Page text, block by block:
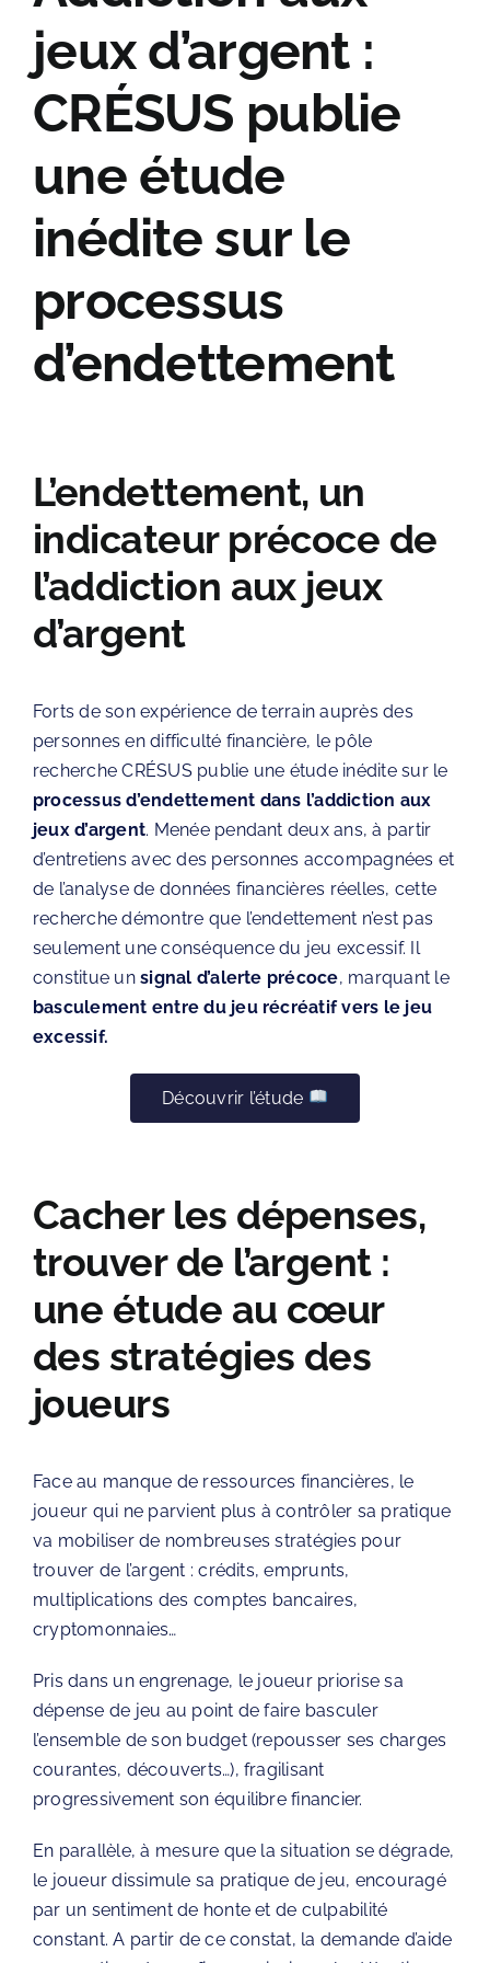
Contact
jeux d’argent :
CRÉSUS publie
une étude
inédite sur le
processus
d’endettement
L’endettement, un
indicateur précoce de
l’addiction aux jeux
d’argent
Forts de son expérience de terrain auprès des
personnes en difficulté financière, le pôle
recherche CRÉSUS publie une étude inédite sur le
processus d’endettement dans l’addiction aux
jeux d’argent. Menée pendant deux ans, à partir
d’entretiens avec des personnes accompagnées et
de l’analyse de données financières réelles, cette
recherche démontre que l’endettement n’est pas
seulement une conséquence du jeu excessif. Il
constitue unsignal d’alerte précoce, marquant le
basculement entre du jeu récréatif vers le jeu
excessif.
Découvrir l’étude
Cacher les dépenses,
trouver de l’argent :
une étude au cœur
des stratégies des
joueurs
Face au manque de ressources financières, le
joueur qui ne parvient plus à contrôler sa pratique
va mobiliser de nombreuses stratégies pour
trouver de l’argent : crédits, emprunts,
multiplications des comptes bancaires,
cryptomonnaies…
Pris dans un engrenage, le joueur priorise sa
dépense de jeu au point de faire basculer
l’ensemble de son budget (repousser ses charges
courantes, découverts…), fragilisant
progressivement son équilibre financier.
En parallèle, à mesure que la situation se dégrade,
le joueur dissimule sa pratique de jeu, encouragé
par un sentiment de honte et de culpabilité
constant. A partir de ce constat, la demande d’aide